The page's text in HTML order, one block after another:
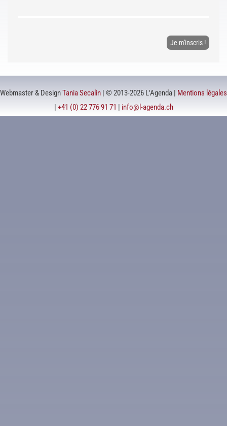
Webmaster & DesignTania Secalin | © 2013-2026 L'Agenda | Mentions légales
| +41 (0) 22 776 91 71 | info@l-agenda.ch